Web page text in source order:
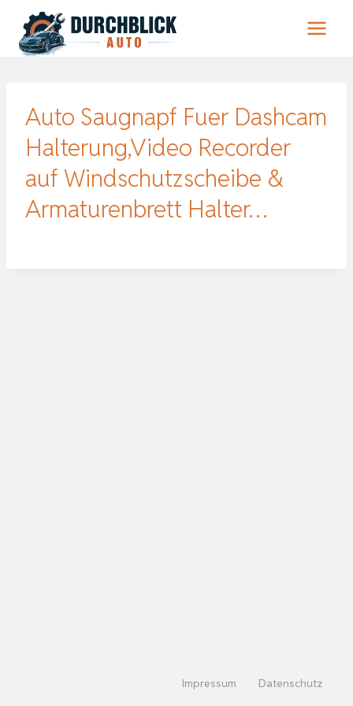
Inhalt
springen
Auto Saugnapf Fuer Dashcam
Halterung,Video Recorder
auf Windschutzscheibe &
Armaturenbrett Halter…
Impressum Datenschutz